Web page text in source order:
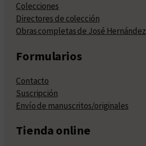
Colecciones
Directores de colección
Obras completas de José Hernández
Formularios
Contacto
Suscripción
Envío de manuscritos/originales
Tienda online